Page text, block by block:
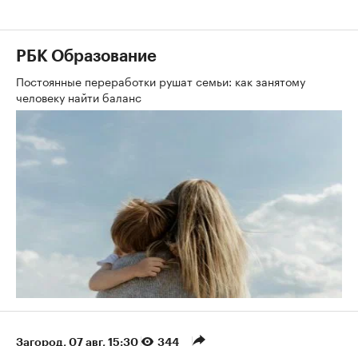
РБК Образование
Постоянные переработки рушат семьи: как занятому
человеку найти баланс
Загород 07 авг, 15:30 344